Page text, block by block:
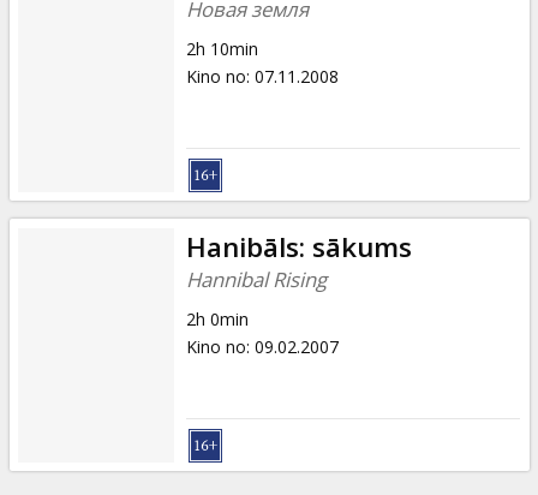
Новая земля
2h 10min
Kino no: 07.11.2008
Hanibāls: sākums
Hannibal Rising
2h 0min
Kino no: 09.02.2007